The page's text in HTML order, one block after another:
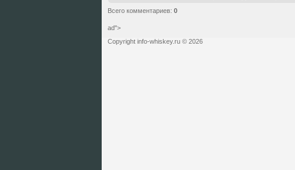
Всего комментариев: 0
ad">
Copyright info-whiskey.ru © 2026